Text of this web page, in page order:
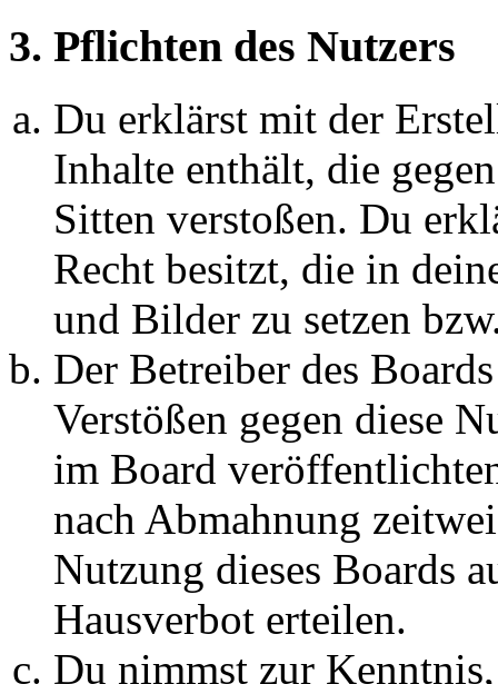
3. Pflichten des Nutzers
Du erklärst mit der
Inhalte enthält, die
Sitten verstoßen. Du
Recht besitzt, die in
und Bilder zu setzen
Der Betreiber des
Verstößen gegen diese
im Board
nach Abmahnung
Nutzung dieses Boards
Hausverbot erteilen.
Du nimmst zur